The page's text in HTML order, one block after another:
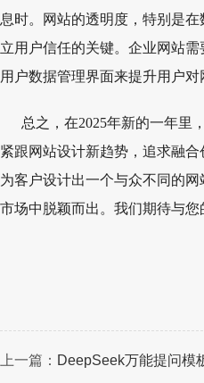
息时。网站的透明度，特别是
立用户信任的关键。企业网站
用户数据管理界面来提升用户对
总之，在2025年新的一年里
紧跟网站设计新趋势，追求融合
为客户设计出一个与众不同的
市场中脱颖而出。我们期待与您
上一篇： DeepSeek万能提问模